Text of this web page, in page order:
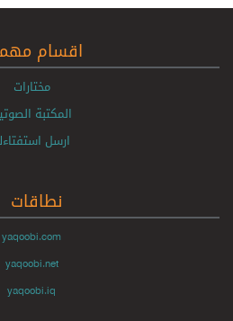
اقسام
مختارات
المكتبة
ارسل
نطاقات
yaqoobi.com
yaqoobi.net
yaqoobi.iq